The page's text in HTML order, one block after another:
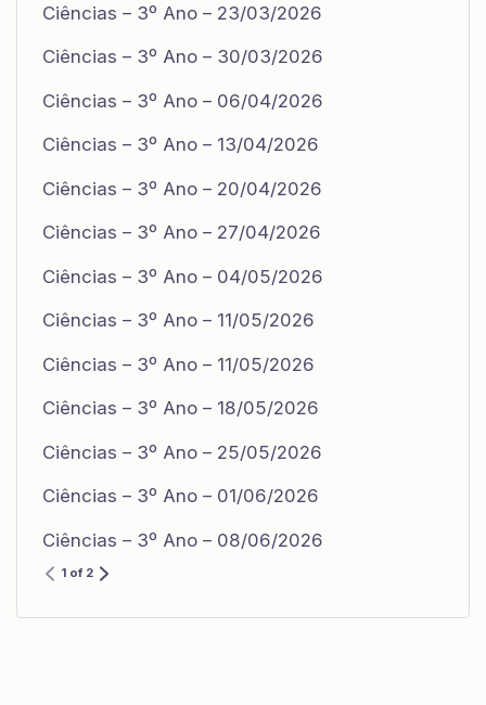
Ciências – 3º Ano – 23/03/2026
Ciências – 3º Ano – 30/03/2026
Ciências – 3º Ano – 06/04/2026
Ciências – 3º Ano – 13/04/2026
Ciências – 3º Ano – 20/04/2026
Ciências – 3º Ano – 27/04/2026
Ciências – 3º Ano – 04/05/2026
Ciências – 3º Ano – 11/05/2026
Ciências – 3º Ano – 11/05/2026
Ciências – 3º Ano – 18/05/2026
Ciências – 3º Ano – 25/05/2026
Ciências – 3º Ano – 01/06/2026
Ciências – 3º Ano – 08/06/2026
1 of 2